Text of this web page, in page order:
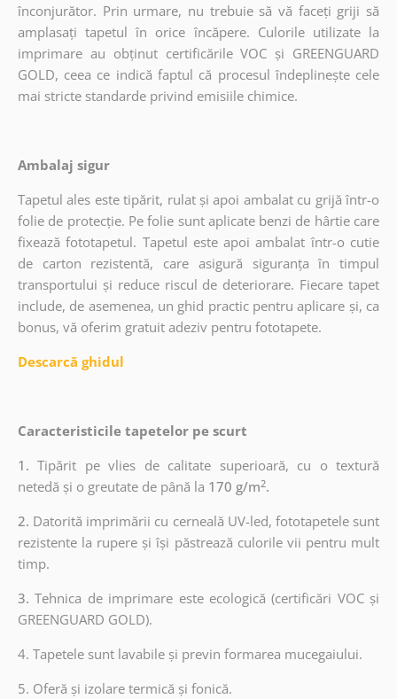
înconjurător. Prin urmare, nu trebuie să vă faceți griji să
amplasați tapetul în orice încăpere. Culorile utilizate la
imprimare au obținut certificările VOC și GREENGUARD
GOLD, ceea ce indică faptul că procesul îndeplinește cele
mai stricte standarde privind emisiile chimice.
Ambalaj sigur
Tapetul ales este tipărit, rulat și apoi ambalat cu grijă într-o
folie de protecție. Pe folie sunt aplicate benzi de hârtie care
fixează fototapetul. Tapetul este apoi ambalat într-o cutie
de carton rezistentă, care asigură siguranța în timpul
transportului și reduce riscul de deteriorare. Fiecare tapet
include, de asemenea, un ghid practic pentru aplicare și, ca
bonus, vă oferim gratuit adeziv pentru fototapete.
Descarcă ghidul
Caracteristicile tapetelor pe scurt
1.Tipărit pe vlies de calitate superioară, cu o textură
netedă și o greutate de până la 170 g/m2.
2. Datorită imprimării cu cerneală UV-led, fototapetele sunt
rezistente la rupere și își păstrează culorile vii pentru mult
timp.
3.Tehnica de imprimare este ecologică (certificări VOC și
GREENGUARD GOLD).
4. Tapetele sunt lavabile și previn formarea mucegaiului.
5. Oferă și izolare termică și fonică.